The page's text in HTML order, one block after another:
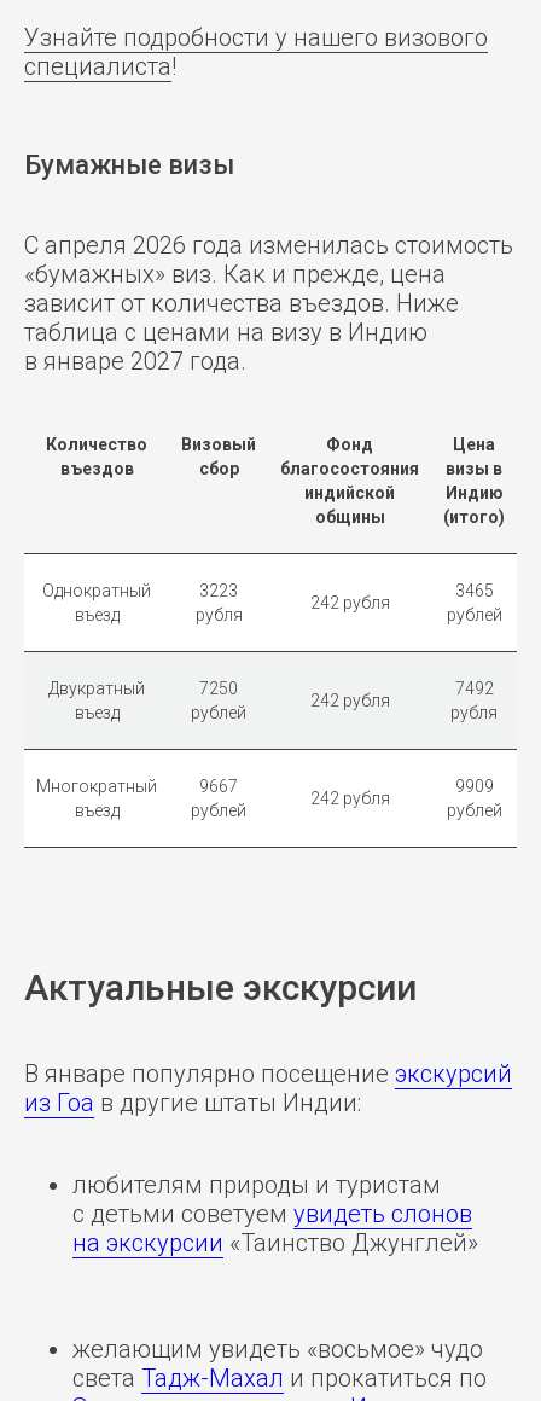
Узнайте подробности у нашего визового
специалиста!
Бумажные визы
С апреля 2026 года изменилась стоимость
«бумажных» виз. Как и прежде, цена
зависит от количества въездов. Ниже
таблица с ценами на визу в Индию
в январе 2027 года.
Количество
въездов
Визовый
сбор
Фонд
благосостояния
индийской
общины
Цена
визы в
Индию
(итого)
Однократный
въезд
3223
рубля
242 рубля
3465
рублей
Двукратный
въезд
7250
рублей
242 рубля
7492
рубля
Многократный
въезд
9667
рублей
242 рубля
9909
рублей
Актуальные экскурсии
В январе популярно посещение экскурсий
из Гоа в другие штаты Индии:
любителям природы и туристам
с детьми советуем увидеть слонов
на экскурсии «Таинство Джунглей»
желающим увидеть «восьмое» чудо
света Тадж-Махал и прокатиться по